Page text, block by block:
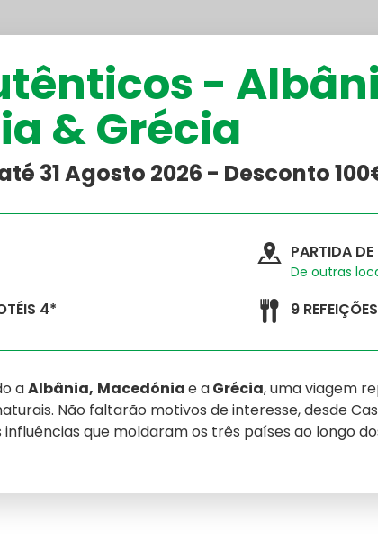
-
& Grécia
31 Agosto 2026 - Desconto
PARTIDA
De outras
4* 9 REFEIÇÕES
aAlbânia, Macedóniae aGrécia, uma viagem
Não faltarão motivos de interesse, desde
que moldaram os três países ao longo